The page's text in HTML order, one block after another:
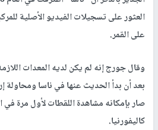
على القمر.
وقال جورج إنه لم يكن لديه المعدات
بعد أن بدأ الحديث عنها في ناسا ومحاولة
صار بإمكانه مشاهدة اللقطات لأول مرة
كاليفورنيا.